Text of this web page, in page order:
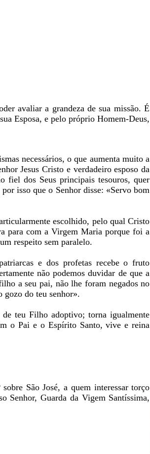
avaliar a grandeza de sua missão. É
Esposa, e pelo próprio Homem-Deus,
necessários, o que aumenta muito a
Jesus Cristo e verdadeiro esposo da
fiel dos Seus principais tesouros, quer
isso que o Senhor disse: «Servo bom
escolhido, pelo qual Cristo
para com a Virgem Maria porque foi a
respeito sem paralelo.
e dos profetas recebe o fruto
não podemos duvidar de que a
a seu pai, não lhe foram negados no
gozo do teu senhor».
teu Filho adoptivo; torna igualmente
o Pai e o Espírito Santo, vive e reina
São José, a quem interessar torço
Senhor, Guarda da Vigem Santíssima,